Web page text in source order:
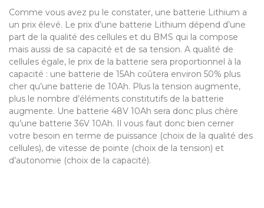
Comme vous avez pu le constater, une batterie Lithium a
un prix élevé. Le prix d’une batterie Lithium dépend d’une
part de la qualité des cellules et du BMS qui la compose
mais aussi de sa capacité et de sa tension. A qualité de
cellules égale, le prix de la batterie sera proportionnel à la
capacité : une batterie de 15Ah coûtera environ 50% plus
cher qu’une batterie de 10Ah. Plus la tension augmente,
plus le nombre d’éléments constitutifs de la batterie
augmente. Une batterie 48V 10Ah sera donc plus chère
qu’une batterie 36V 10Ah. Il vous faut donc bien cerner
votre besoin en terme de puissance (choix de la qualité des
cellules), de vitesse de pointe (choix de la tension) et
d’autonomie (choix de la capacité).